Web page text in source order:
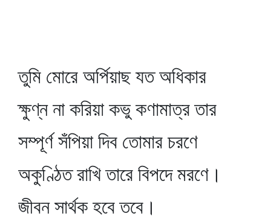
তুমি মোরে অর্পিয়াছ যত অধিকার
ক্ষুণ্ন না করিয়া কভু কণামাত্র তার
সম্পূর্ণ সঁপিয়া দিব তোমার চরণে
অকুণ্ঠিত রাখি তারে বিপদে মরণে।
জীবন সার্থক হবে তবে।